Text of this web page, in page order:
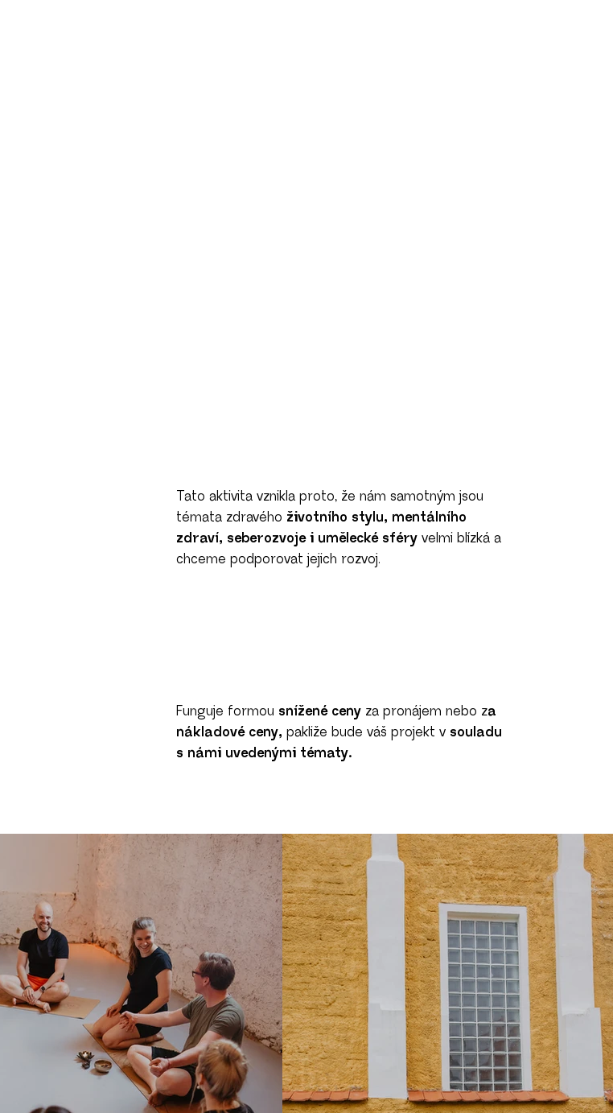
Tato aktivita vznikla proto, že nám samotným jsou
témata zdravého životního stylu, mentálního
zdraví, seberozvoje i umělecké sféry velmi blízká a
chceme podporovat jejich rozvoj.
Funguje formou snížené ceny za pronájem nebo za
nákladové ceny, pakliže bude váš projekt v souladu
s námi uvedenými tématy.